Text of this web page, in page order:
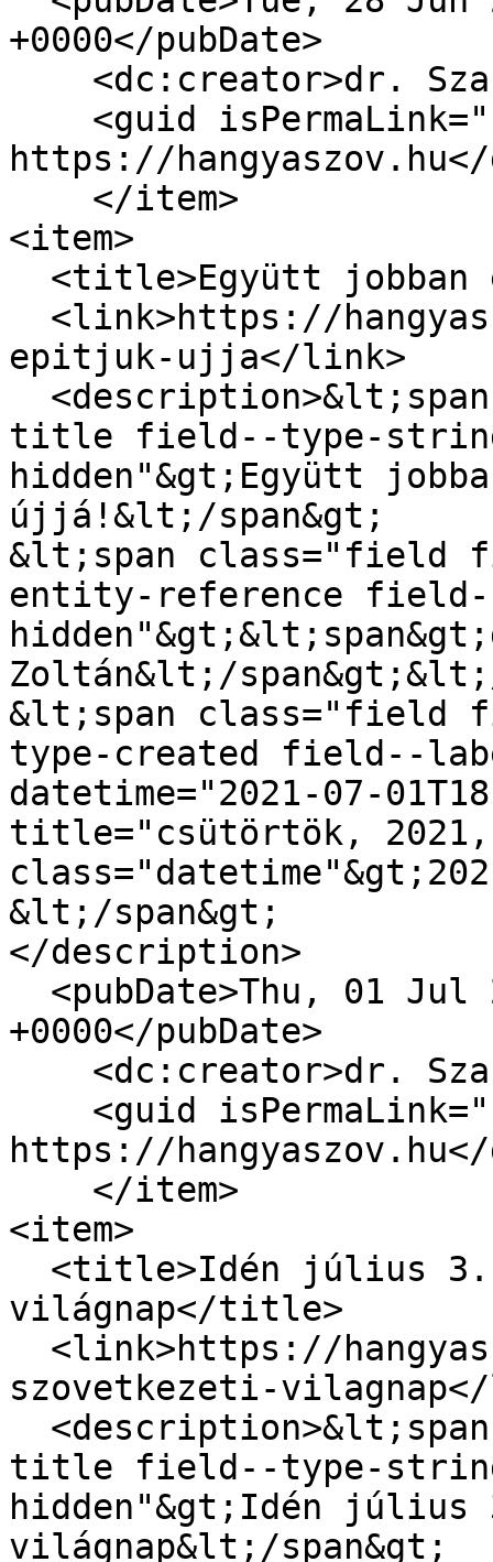
+0000</pubDate>
https://
<item>
epitjuk-ujja</link>
title field--type-
hidden"&gt;Együtt
újjá!&lt;/span&gt;
&lt;span class="field
entity-reference
Zoltán&lt;/
&lt;span class="field
type-created field--
datetime="2021-07-
title="csütörtök,
&lt;/span&gt;
</description>
+0000</pubDate>
https://
<item>
világnap</title>
szovetkezeti-
title field--type-
hidden"&gt;Idén július
világnap&lt;/span&gt;